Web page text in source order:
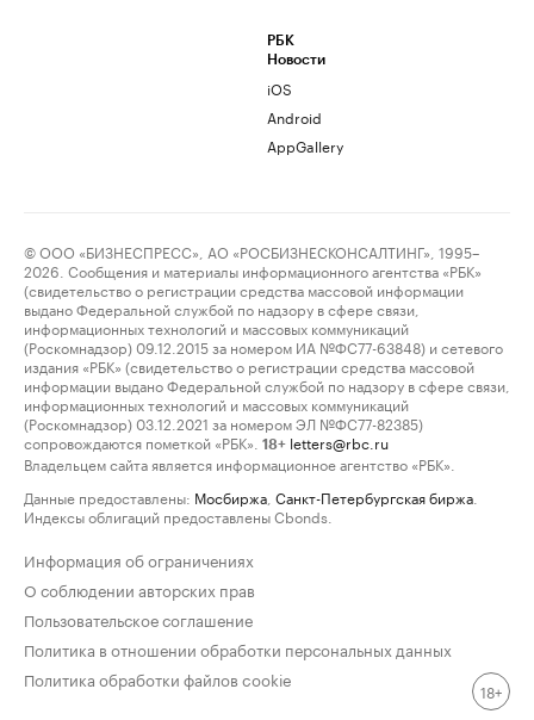
РБК
Новости
iOS
Android
AppGallery
© ООО «БИЗНЕСПРЕСС», АО «РОСБИЗНЕСКОНСАЛТИНГ», 1995–
2026. Сообщения и материалы информационного агентства «РБК»
(свидетельство о регистрации средства массовой информации
выдано Федеральной службой по надзору в сфере связи,
информационных технологий и массовых коммуникаций
(Роскомнадзор) 09.12.2015 за номером ИА №ФС77-63848) и сетевого
издания «РБК» (свидетельство о регистрации средства массовой
информации выдано Федеральной службой по надзору в сфере связи,
информационных технологий и массовых коммуникаций
(Роскомнадзор) 03.12.2021 за номером ЭЛ №ФС77-82385)
сопровождаются пометкой «РБК».
18+ letters@rbc.ru
Владельцем сайта является информационное агентство «РБК».
Данные предоставлены: Мосбиржа Санкт-Петербургская биржа
Индексы облигаций предоставлены Cbonds.
Информация об ограничениях
О соблюдении авторских прав
Пользовательское соглашение
Политика в отношении обработки персональных данных
Политика обработки файлов cookie
18+